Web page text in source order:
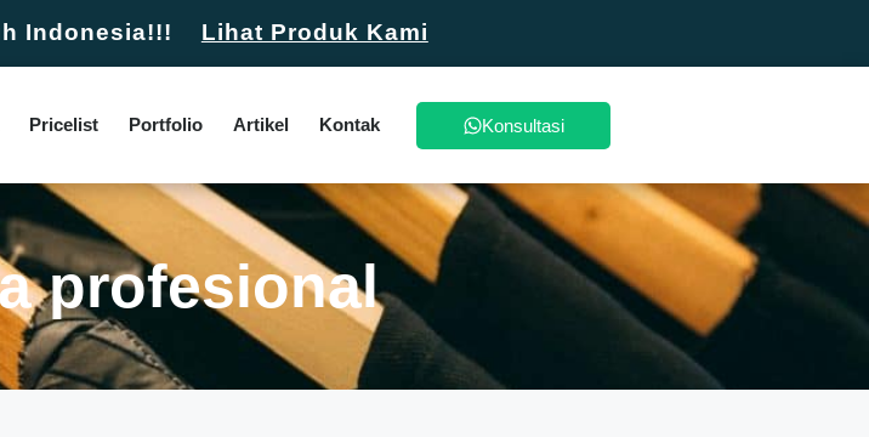
Indonesia!!! Lihat Produk Kami
Pricelist Portfolio Artikel Kontak Konsultasi
profesional